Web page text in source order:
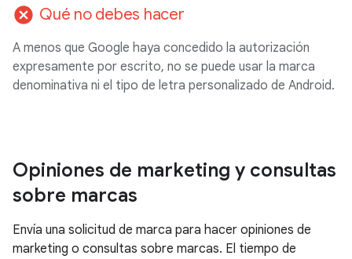
cancel Qué no debes hacer
A menos que Google haya concedido la autorización
expresamente por escrito, no se puede usar la marca
denominativa ni el tipo de letra personalizado de Android.
Opiniones de marketing y consultas
sobre marcas
Envía una solicitud de marca para hacer opiniones de
marketing o consultas sobre marcas. El tiempo de